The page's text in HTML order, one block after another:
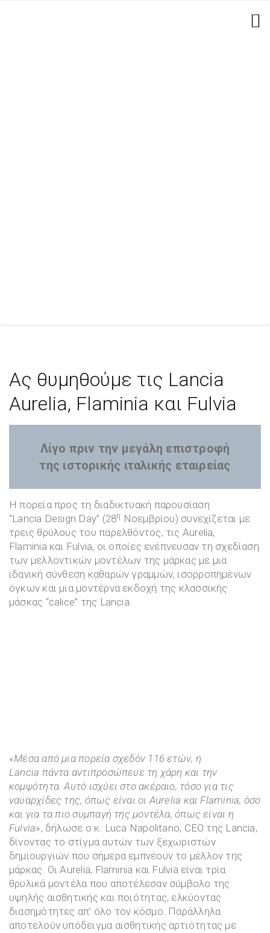
Ας θυμηθούμε τις Lancia
Aurelia, Flaminia και Fulvia
Λίγο πριν την μεγάλη επιστροφή
της ιστορικής ιταλικής εταιρείας
Η πορεία προς τη διαδικτυακή παρουσίαση
“Lancia Design Day” (28η Νοεμβρίου) συνεχίζεται με
τρεις θρύλους του παρελθόντος, τις Aurelia,
Flaminia και Fulvia, οι οποίες ενέπνευσαν τη σχεδίαση
των μελλοντικών μοντέλων της μάρκας με μια
ιδανική σύνθεση καθαρών γραμμών, ισορροπημένων
όγκων και μια μοντέρνα εκδοχή της κλασσικής
μάσκας “calice” της Lancia.
«Μέσα από μια πορεία σχεδόν 116 ετών, η
Lancia πάντα αντιπροσώπευε τη χάρη και την
κομψότητα. Αυτό ισχύει στο ακέραιο, τόσο για τις
ναυαρχίδες της, όπως είναι οι Aurelia και Flaminia, όσο
και για τα πιο συμπαγή της μοντέλα, όπως είναι η
Fulvia», δήλωσε ο κ. Luca Napolitano, CEO της Lancia,
δίνοντας το στίγμα αυτών των ξεχωριστών
δημιουργιών που σήμερα εμπνέουν το μέλλον της
μάρκας. Οι Aurelia, Flaminia και Fulvia είναι τρία
θρυλικά μοντέλα που αποτέλεσαν σύμβολο της
υψηλής αισθητικής και ποιότητας, ελκύοντας
διασημότητες απ’ όλο τον κόσμο. Παράλληλα
αποτελούν υπόδειγμα αισθητικής αρτιότητας με